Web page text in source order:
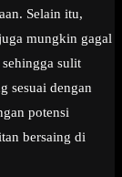
Selain itu,
mungkin gagal
sulit
sesuai dengan
potensi
bersaing di